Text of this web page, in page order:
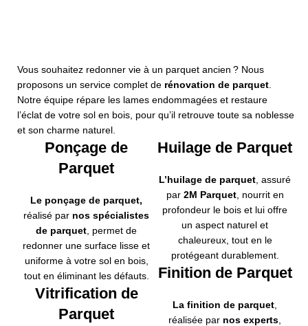
Vous souhaitez redonner vie à un parquet ancien ? Nous
proposons un service complet de rénovation de parquet
Notre équipe répare les lames endommagées et restaure
l’éclat de votre sol en bois, pour qu’il retrouve toute sa noblesse
et son charme naturel.
Ponçage de
Parquet
Le ponçage de parquet,
réalisé par nos spécialistes
de parquet , permet de
redonner une surface lisse et
uniforme à votre sol en bois,
tout en éliminant les défauts.
Vitrification de
Parquet
Huilage de Parquet
L’huilage de parquet assuré
par 2M Parquet, nourrit en
profondeur le bois et lui offre
un aspect naturel et
chaleureux, tout en le
protégeant durablement.
Finition de Parquet
La finition de parquet
réalisée par nos experts